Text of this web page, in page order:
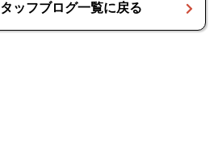
ッフブログ一覧に戻る